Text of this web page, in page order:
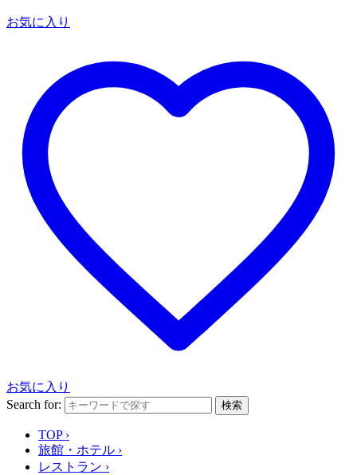
お気に入り
お気に入り
Search for:
検索
TOP ›
旅館・ホテル ›
レストラン ›